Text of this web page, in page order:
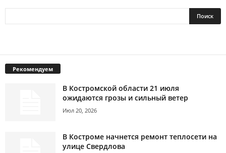
Рекомендуем
В Костромской области 21 июля
ожидаются грозы и сильный ветер
Июл 20, 2026
В Костроме начнется ремонт теплосети на
улице Свердлова